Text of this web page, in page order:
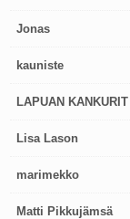
Jonas
kauniste
LAPUAN KANKURIT
Lisa Lason
marimekko
Matti Pikkujämsä